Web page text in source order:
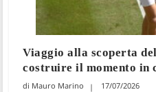
Viaggio alla scoperta
costruire il momento in
Mauro Marino 17/07/2026